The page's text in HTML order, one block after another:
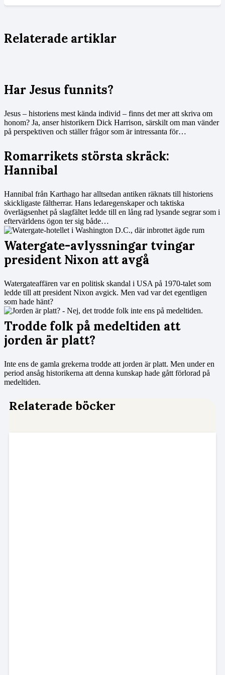
Relaterade artiklar
Har Jesus funnits?
Jesus – historiens mest kända individ – finns det mer att skriva om
honom? Ja, anser historikern Dick Harrison, särskilt om man vänder
på perspektiven och ställer frågor som är intressanta för…
Romarrikets största skräck:
Hannibal
Hannibal från Karthago har alltsedan antiken räknats till historiens
skickligaste fältherrar. Hans ledaregenskaper och taktiska
överlägsenhet på slagfältet ledde till en lång rad lysande segrar som i
eftervärldens ögon ter sig både…
Watergate-avlyssningar tvingar
president Nixon att avgå
Watergateaffären var en politisk skandal i USA på 1970-talet som
ledde till att president Nixon avgick. Men vad var det egentligen
som hade hänt?
Trodde folk på medeltiden att
jorden är platt?
Inte ens de gamla grekerna trodde att jorden är platt. Men under en
period ansåg historikerna att denna kunskap hade gått förlorad på
medeltiden.
Relaterade böcker